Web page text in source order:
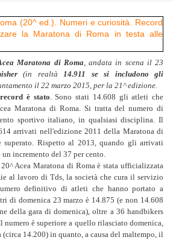
Maratona di Roma, andata in scena il 23
(in realtà 14.911 se si includono gli
il 22 marzo 2015, per la 21^ edizione.
è stato. Sono stati 14.608 gli atleti che
Maratona di Roma. Si tratta del numero di
sportivo italiano, in qualsiasi disciplina. Il
arrivati nell'edizione 2011 della Maratona di
superato. Rispetto al 2013, quando gli arrivati
un incremento del 37 per cento.
Acea Maratona di Roma è stata ufficializzata
al lavoro di Tds, la società che cura il servizio
definitivo di atleti che hanno portato a
di domenica 23 marzo è 14.875 (e non 14.608
della gara di domenica), oltre a 36 handbikers
è superiore a quello rilasciato domenica,
14.200) in quanto, a causa del maltempo, il